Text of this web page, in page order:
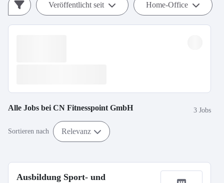
Veröffentlicht seit Home-Office
Alle Jobs bei CN Fitnesspoint GmbH 3 Jobs
Sortieren nach Relevanz
Ausbildung Sport- und